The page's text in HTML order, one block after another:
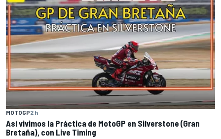
MOTOGP2 h
Así vivimos la Práctica de MotoGP en Silverstone (Gran
Bretaña), con Live Timing